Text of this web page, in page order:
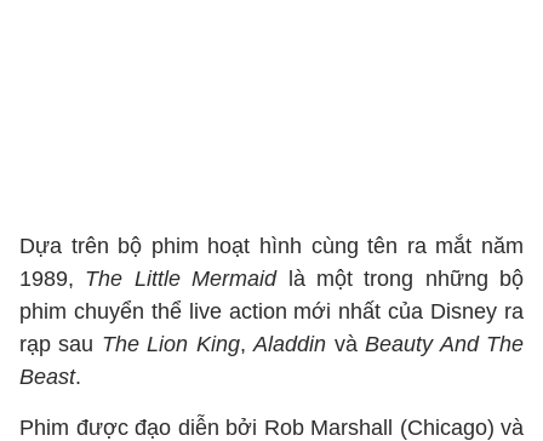
Dựa trên bộ phim hoạt hình cùng tên ra mắt năm
1989, The Little Mermaidlà một trong những bộ
phim chuyển thể live action mới nhất của Disney ra
rạp sau The Lion King,Aladdin vàBeauty And The
Beast.
Phim được đạo diễn bởi Rob Marshall (Chicago) và